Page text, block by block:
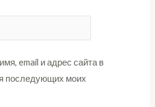
email и адрес сайта в
последующих моих